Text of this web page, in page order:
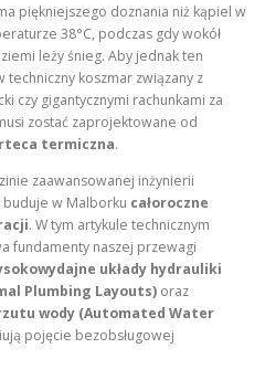
piękniejszego doznania niż kąpiel w
38°C, podczas gdy wokół
leży śnieg. Aby jednak ten
techniczny koszmar związany z
czy gigantycznymi rachunkami za
zostać zaprojektowane od
termiczna.
zaawansowanej inżynierii
w Malborku całoroczne
. W tym artykule technicznym
fundamenty naszej przewagi
układy hydrauliki
Plumbing Layouts) oraz
wody (Automated Water
pojęcie bezobsługowej